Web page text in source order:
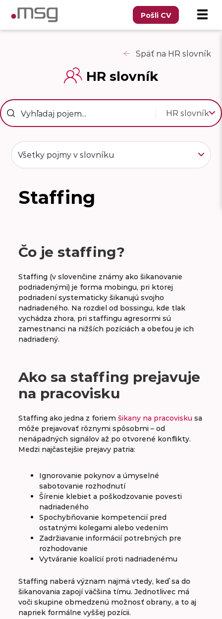
Pošli CV
Späť na HR slovník
HR slovník
HR slovník
Všetky pojmy v slovníku
P R S Š T U V
Sabatikal
Sociogram
Staffing
Staffing
Čo je staffing?
Staffing (v slovenčine známy ako šikanovanie
podriadenými) je forma mobingu, pri ktorej
podriadení systematicky šikanujú svojho
nadriadeného. Na rozdiel od bossingu, kde tlak
vychádza zhora, pri staffingu agresormi sú
zamestnanci na nižších pozíciách a obeťou je ich
nadriadený.
Ako sa staffing prejavuje
na pracovisku
Staffing ako jedna z foriemšikany na pracovisku sa
môže prejavovať rôznymi spôsobmi – od
nenápadných signálov až po otvorené konflikty.
Medzi najčastejšie prejavy patria:
Ignorovanie pokynov a úmyselné
sabotovanie rozhodnutí
Šírenie klebiet a poškodzovanie povesti
nadriadeného
Spochybňovanie kompetencií pred
ostatnými kolegami alebo vedením
Zadržiavanie informácií potrebných pre
rozhodovanie
Vytváranie koalícií proti nadriadenému
Staffing naberá význam najmä vtedy, keď sa do
šikanovania zapojí väčšina tímu. Jednotlivec má
voči skupine obmedzenú možnosť obrany, a to aj
napriek formálne vyššej pozícii.